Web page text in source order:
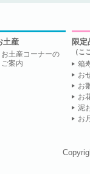
土産
お土産コーナーの
ご案内
限定
（こ
箱
お
お
お
泥
お